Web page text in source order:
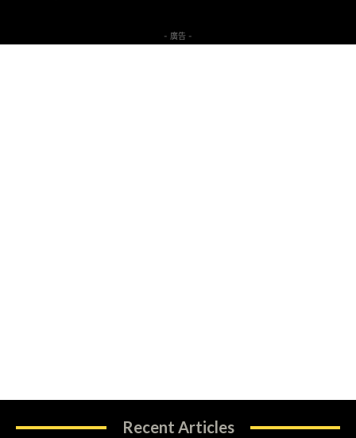
- 廣告 -
Recent Articles